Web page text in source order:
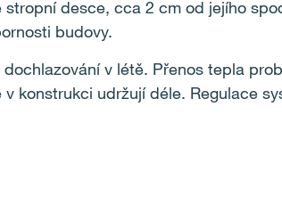
desce, cca 2 cm od jejího
budovy.
v létě. Přenos tepla
konstrukci udržují déle. Regulace